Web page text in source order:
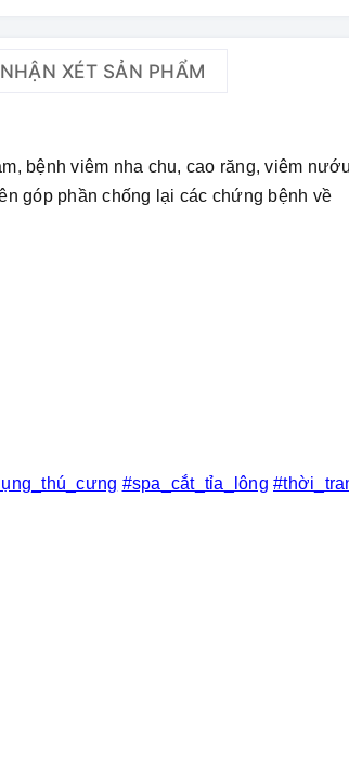
NHẬN XÉT SẢN PHẨM
bệnh viêm nha chu, cao răng, viêm nướu
góp phần chống lại các chứng bệnh về
#spa_cắt_tỉa_lông